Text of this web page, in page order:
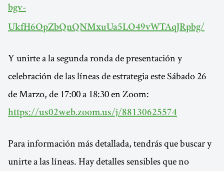
bgv-
UkfH6OpZbQnQNMxuUa5LO49vWTAqJRpbg/
Y unirte a la segunda ronda de presentación y
celebración de las líneas de estrategia este Sábado 26
de Marzo, de 17:00 a 18:30 en Zoom:
https://us02web.zoom.us/j/88130625574
Para información más detallada, tendrás que buscar y
unirte a las líneas. Hay detalles sensibles que no